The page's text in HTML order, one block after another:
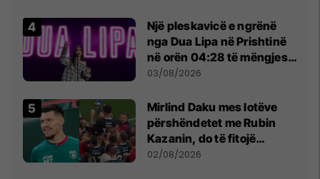
Një pleskavicë e ngrënë
nga Dua Lipa në Prishtinë
në orën 04:28 të mëngjesit
- dhe bota digjitale serbe
03/08/2026
Mirlind Daku mes lotëve
përshëndetet me Rubin
Kazanin, do të fitojë
miliona te Spartak Moska
02/08/2026